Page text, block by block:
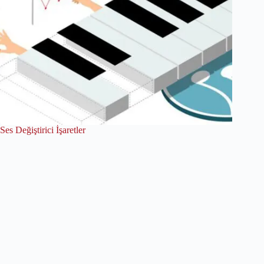
Ses Değiştirici İşaretler